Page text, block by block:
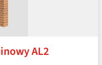
AL2